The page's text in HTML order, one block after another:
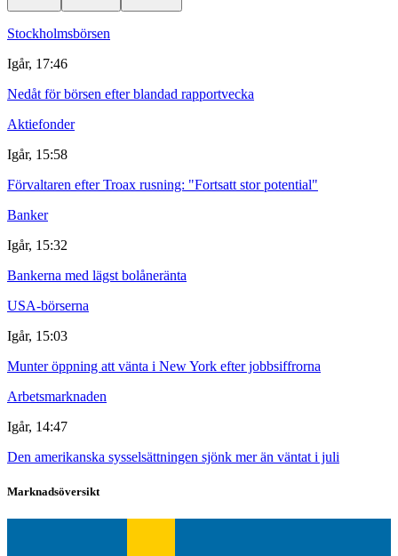
Stockholmsbörsen
Igår, 17:46
Nedåt för börsen efter blandad rapportvecka
Aktiefonder
Igår, 15:58
Förvaltaren efter Troax rusning: "Fortsatt stor potential"
Banker
Igår, 15:32
Bankerna med lägst bolåneränta
USA-börserna
Igår, 15:03
Munter öppning att vänta i New York efter jobbsiffrorna
Arbetsmarknaden
Igår, 14:47
Den amerikanska sysselsättningen sjönk mer än väntat i juli
Marknadsöversikt